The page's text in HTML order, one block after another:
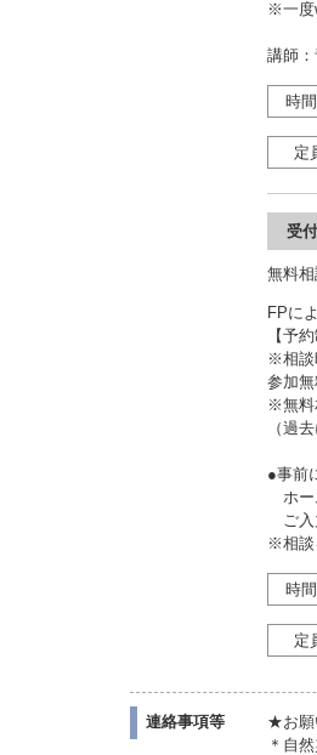
※一度
講師
時
定
受
無料
FPに
【予
※相談
参加
※無料
（過
●事前
ホー
ご入
※相談
時
定
連絡事項等
★お
＊自